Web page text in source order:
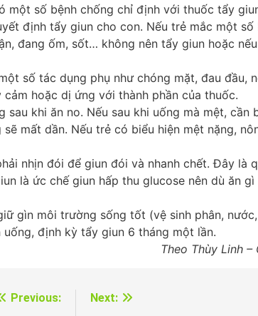
một số bệnh chống chỉ định với thuốc tẩy
định tẩy giun cho con. Nếu trẻ mắc một số
đang ốm, sốt… không nên tẩy giun hoặc
số tác dụng phụ như chóng mặt, đau đầu,
hoặc dị ứng với thành phần của thuốc.
khi ăn no. Nếu sau khi uống mà mệt, cần
mất dần. Nếu trẻ có biểu hiện mệt nặng,
nhịn đói để giun đói và nhanh chết. Đây là
là ức chế giun hấp thu glucose nên dù ăn
gìn môi trường sống tốt (vệ sinh phân,
định kỳ tẩy giun 6 tháng một lần.
Theo Thùy Linh
Previous:
Next: